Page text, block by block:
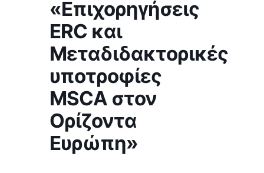
«Επιχορηγήσεις
ERC και
Μεταδιδακτορικές
υποτροφίες
MSCA στον
Ορίζοντα
Ευρώπη»